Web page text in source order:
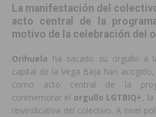
La manifestación del
acto central de la
motivo de la celebración del
Orihuela ha sacado su orgullo a
capital de la Vega Baja han
como acto central de la
conmemorar el orgullo LGTBIQ+, la
reivindicativa del colectivo. A nivel